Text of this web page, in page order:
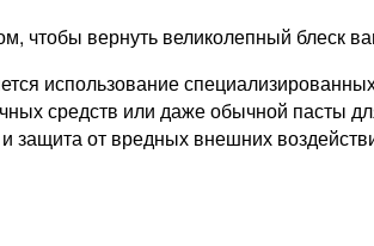
чтобы вернуть великолепный блеск
использование
средств или даже обычной пасты
от вредных внешних